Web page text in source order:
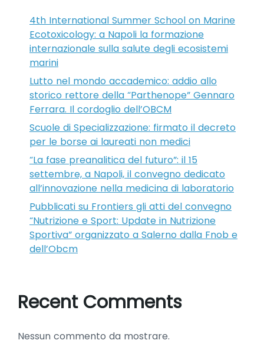
4th International Summer School on Marine
Ecotoxicology: a Napoli la formazione
internazionale sulla salute degli ecosistemi
marini
Lutto nel mondo accademico: addio allo
storico rettore della “Parthenope” Gennaro
Ferrara. Il cordoglio dell’OBCM
Scuole di Specializzazione: firmato il decreto
per le borse ai laureati non medici
“La fase preanalitica del futuro”: il 15
settembre, a Napoli, il convegno dedicato
all’innovazione nella medicina di laboratorio
Pubblicati su Frontiers gli atti del convegno
“Nutrizione e Sport: Update in Nutrizione
Sportiva” organizzato a Salerno dalla Fnob e
dell’Obcm
Recent Comments
Nessun commento da mostrare.